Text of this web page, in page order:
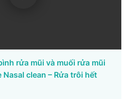
rửa mũi và muối rửa mũi
Nasal clean – Rửa trôi hết